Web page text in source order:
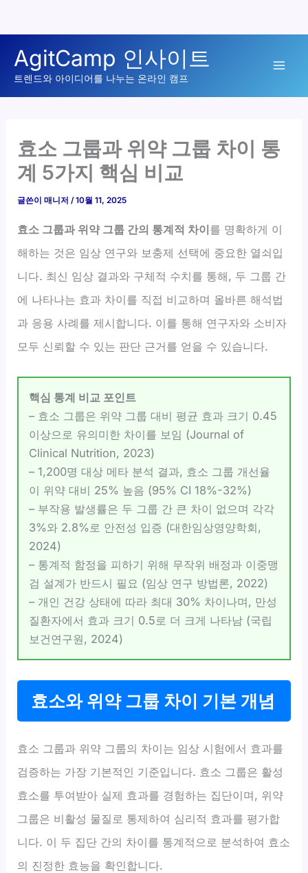
로
AgitCamp 인사이트
트렌드와 아이디어를 나누는 온라인 캠프
효소 그룹과 위약 그룹 차이 통
계 5가지 핵심 비교
글쓴이매니저/10월 11, 2025
효소 그룹과 위약 그룹 간의 통계적 차이를 명확하게 이
해하는 것은 임상 연구와 보충제 선택에 중요한 열쇠입
니다. 최신 임상 결과와 구체적 수치를 통해, 두 그룹 간
에 나타나는 효과 차이를 직접 비교하며 올바른 해석법
과 응용 사례를 제시합니다. 이를 통해 연구자와 소비자
모두 신뢰할 수 있는 판단 근거를 얻을 수 있습니다.
핵심 통계 비교 포인트
– 효소 그룹은 위약 그룹 대비 평균 효과 크기 0.45
이상으로 유의미한 차이를 보임 (Journal of
Clinical Nutrition, 2023)
– 1,200명 대상 메타 분석 결과, 효소 그룹 개선율
이 위약 대비 25% 높음 (95% CI 18%-32%)
– 부작용 발생률은 두 그룹 간 큰 차이 없으며 각각
3%와 2.8%로 안전성 입증 (대한임상영양학회,
2024)
– 통계적 함정을 피하기 위해 무작위 배정과 이중맹
검 설계가 반드시 필요 (임상 연구 방법론, 2022)
– 개인 건강 상태에 따라 최대 30% 차이나며, 만성
질환자에서 효과 크기 0.5로 더 크게 나타남 (국립
보건연구원, 2024)
효소와 위약 그룹 차이 기본 개념
효소 그룹과 위약 그룹의 차이는 임상 시험에서 효과를
검증하는 가장 기본적인 기준입니다. 효소 그룹은 활성
효소를 투여받아 실제 효과를 경험하는 집단이며, 위약
그룹은 비활성 물질로 통제하여 심리적 효과를 평가합
니다. 이 두 집단 간의 차이를 통계적으로 분석하여 효소
의 진정한 효능을 확인합니다.